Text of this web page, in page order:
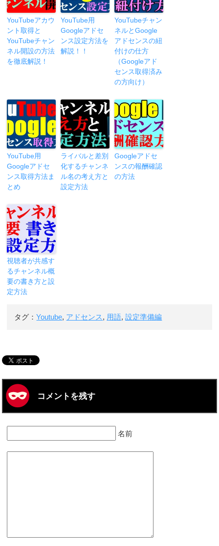
YouTubeアカウ
ント取得と
YouTubeチャン
ネル開設の方法
を徹底解説！
YouTube用
Googleアドセ
ンス設定方法を
解説！！
YouTubeチャン
ネルとGoogle
アドセンスの紐
付けの仕方
（Googleアド
センス取得済み
の方向け）
YouTube用
Googleアドセ
ンス取得方法ま
とめ
ライバルと差別
化するチャンネ
ル名の考え方と
設定方法
Googleアドセ
ンスの報酬確認
の方法
視聴者が共感す
るチャンネル概
要の書き方と設
定方法
タグ：Youtube, アドセンス, 用語,設定準備編
コメントを残す
名前